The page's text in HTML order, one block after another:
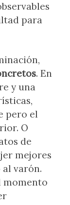
para
. En
y una
pero el
O
de
mejores
al varón.
momento